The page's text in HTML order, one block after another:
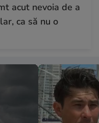
acut nevoia de a
ca să nu o